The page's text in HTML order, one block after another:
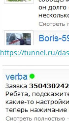
https://tunnel.ru/